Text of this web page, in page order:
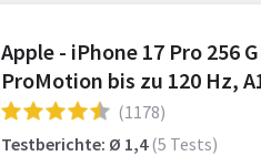
Apple - iPhone 17 Pro 256
ProMotion bis zu 120 Hz,
bahnbrechende
Kamera-System mit Center
(1178)
Testberichte: Ø 1,4 (5 Tests)